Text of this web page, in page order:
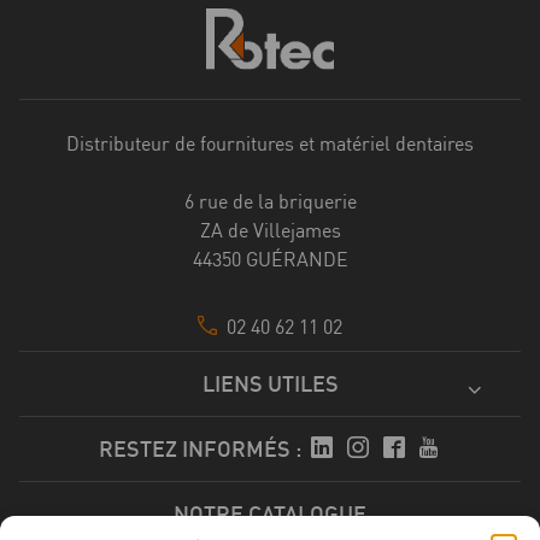
Distributeur de fournitures et matériel dentaires
6 rue de la briquerie
ZA de Villejames
44350 GUÉRANDE
02 40 62 11 02
LIENS UTILES
RESTEZ INFORMÉS :
NOTRE CATALOGUE